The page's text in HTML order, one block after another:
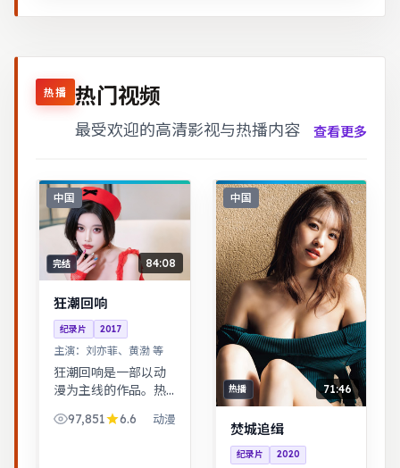
热播 热门视频
最受欢迎的高清影视与热播内容 查看更多
中国
完结 84:08
狂潮回响
纪录片 2017
主演： 刘亦菲、黄渤 等
狂潮回响是一部以动
漫为主线的作品。热
与信念贯穿始终，适
97,851 6.6 动漫
中国
热播 71:46
焚城追缉
纪录片 2020